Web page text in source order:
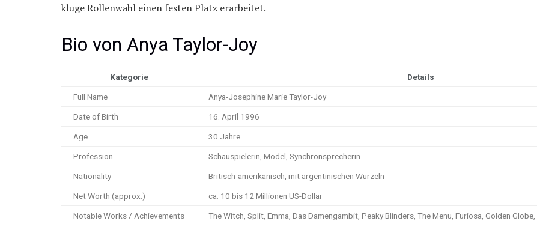
kluge Rollenwahl einen festen Platz erarbeitet.
Bio von Anya Taylor-Joy
Kategorie Details
Full Name Anya-Josephine Marie Taylor-Joy
Date of Birth 16. April 1996
Age 30 Jahre
Profession Schauspielerin, Model, Synchronsprecherin
Nationality Britisch-amerikanisch, mit argentinischen Wurzeln
Net Worth (approx.) ca. 10 bis 12 Millionen US-Dollar
Notable Works / Achievements The Witch, Split, Emma, Das Damengambit, Peaky Blinders, The Menu, Furiosa, Golden